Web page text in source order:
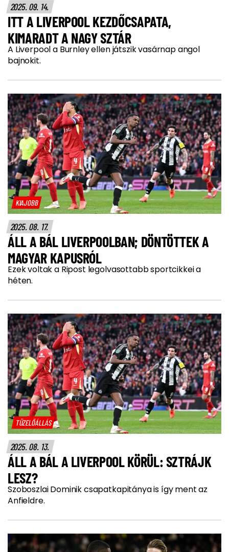
2025. 09. 14.
ITT A LIVERPOOL KEZDŐCSAPATA,
KIMARADT A NAGY SZTÁR
A Liverpool a Burnley ellen játszik vasárnap angol
bajnokit.
KIAJOBB
2025. 08. 17.
ÁLL A BÁL LIVERPOOLBAN; DÖNTÖTTEK A
MAGYAR KAPUSRÓL
Ezek voltak a Ripost legolvasottabb sportcikkei a
héten.
TÜZELŐÁLLÁS
2025. 08. 13.
ÁLL A BÁL A LIVERPOOL KÖRÜL: SZTRÁJK
LESZ?
Szoboszlai Dominik csapatkapitánya is így ment az
Anfieldre.